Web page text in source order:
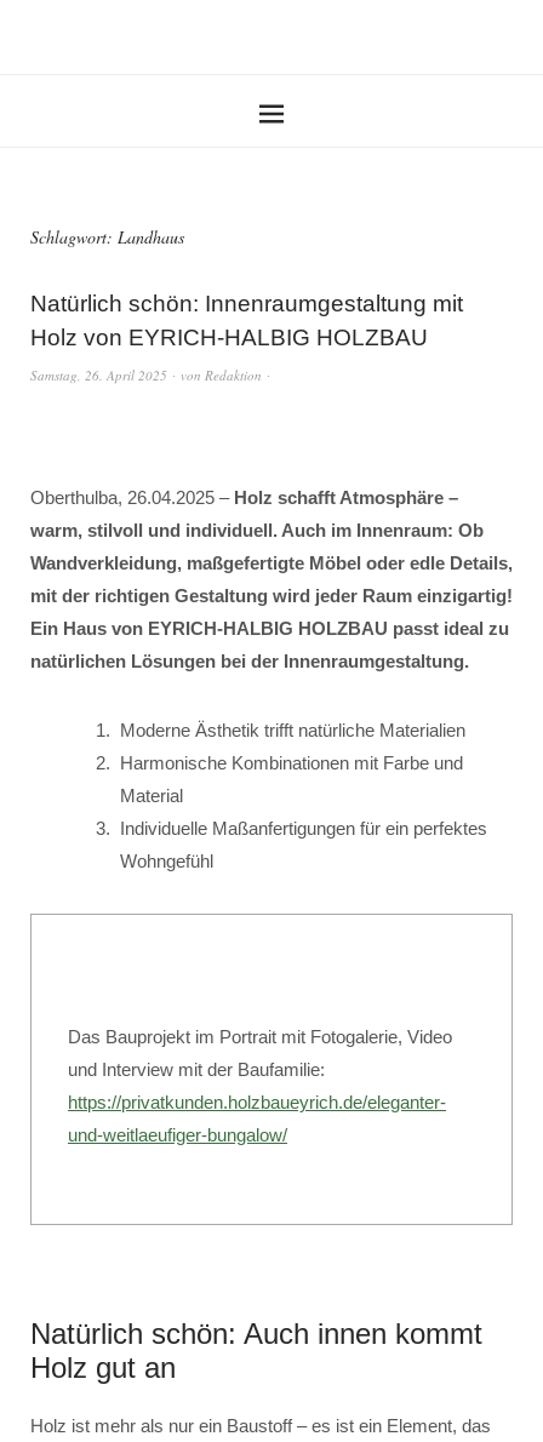
Schlagwort: Landhaus
Natürlich schön: Innenraumgestaltung mit
Holz von EYRICH-HALBIG HOLZBAU
Samstag, 26. April 2025 von Redaktion
Oberthulba, 26.04.2025 – Holz schafft Atmosphäre –
warm, stilvoll und individuell. Auch im Innenraum: Ob
Wandverkleidung, maßgefertigte Möbel oder edle Details,
mit der richtigen Gestaltung wird jeder Raum einzigartig!
Ein Haus von EYRICH-HALBIG HOLZBAU passt ideal zu
natürlichen Lösungen bei der Innenraumgestaltung.
Moderne Ästhetik trifft natürliche Materialien
Harmonische Kombinationen mit Farbe und
Material
Individuelle Maßanfertigungen für ein perfektes
Wohngefühl
Das Bauprojekt im Portrait mit Fotogalerie, Video
und Interview mit der Baufamilie:
https://privatkunden.holzbaueyrich.de/eleganter-
und-weitlaeufiger-bungalow/
Natürlich schön: Auch innen kommt
Holz gut an
Holz ist mehr als nur ein Baustoff – es ist ein Element, das